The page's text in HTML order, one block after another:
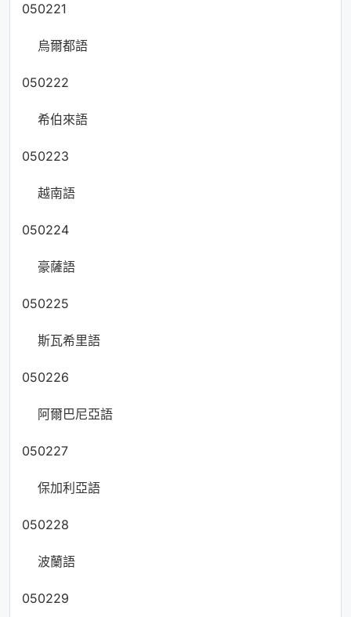
050221
烏爾都語
050222
希伯來語
050223
越南語
050224
豪薩語
050225
斯瓦希里語
050226
阿爾巴尼亞語
050227
保加利亞語
050228
波蘭語
050229